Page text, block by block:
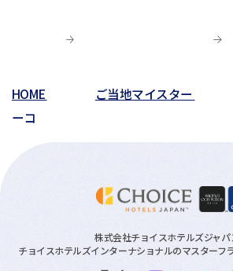
HOME ご当地マイスター
ーコ
株式会社チョイスホテルズジャパ
チョイスホテルズインターナショナルのマスターフ